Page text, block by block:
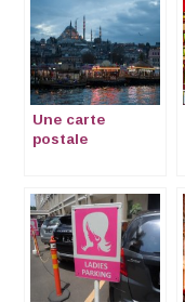
Une carte
postale